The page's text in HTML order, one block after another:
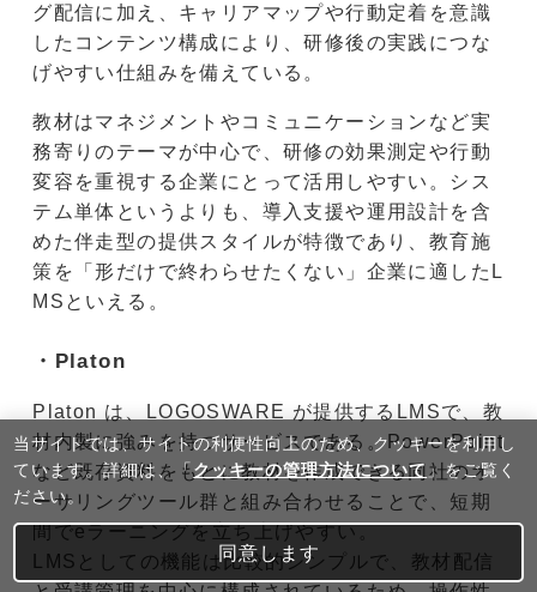
グ配信に加え、キャリアマップや行動定着を意識
したコンテンツ構成により、研修後の実践につな
げやすい仕組みを備えている。
教材はマネジメントやコミュニケーションなど実
務寄りのテーマが中心で、研修の効果測定や行動
変容を重視する企業にとって活用しやすい。シス
テム単体というよりも、導入支援や運用設計を含
めた伴走型の提供スタイルが特徴であり、教育施
策を「形だけで終わらせたくない」企業に適したL
MSといえる。
・Platon
Platon は、LOGOSWARE が提供するLMSで、教
材内製に強みを持つサービスである。PowerPoint
など既存資料をもとに教材を作成できる同社のオ
ーサリングツール群と組み合わせることで、短期
間でeラーニングを立ち上げやすい。
LMSとしての機能は比較的シンプルで、教材配信
当サイトでは、サイトの利便性向上のため、クッキーを利⽤し
ています。詳細は、「クッキーの管理方法について」をご覧く
ださい。
同意します